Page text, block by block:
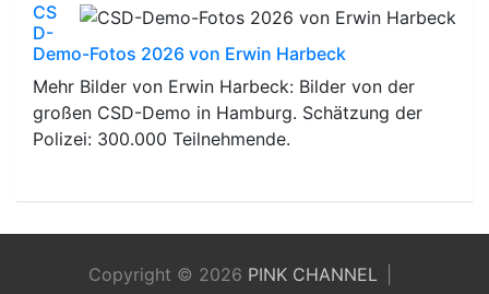
CS
D-
Demo-Fotos 2026 von Erwin Harbeck
Mehr Bilder von Erwin Harbeck: Bilder von der
großen CSD-Demo in Hamburg. Schätzung der
Polizei: 300.000 Teilnehmende.
Copyright © 2026 PINK CHANNEL